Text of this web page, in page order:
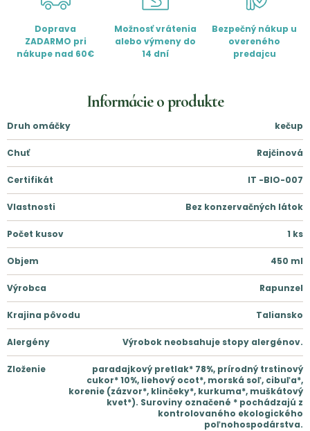
Doprava
ZADARMO pri
nákupe nad 60€
Možnosť vrátenia
alebo výmeny do
14 dní
Bezpečný nákup u
overeného
predajcu
Informácie o produkte
Druh omáčky kečup
Chuť Rajčinová
Certifikát IT -BIO-007
Vlastnosti Bez konzervačných látok
Počet kusov 1 ks
Objem 450 ml
Výrobca Rapunzel
Krajina pôvodu Taliansko
Alergény Výrobok neobsahuje stopy alergénov.
Zloženie
paradajkový pretlak* 78%, prírodný trstinový
cukor* 10%, liehový ocot*, morská soľ, cibuľa*,
korenie (zázvor*, klinčeky*, kurkuma*, muškátový
kvet*). Suroviny označené * pochádzajú z
kontrolovaného ekologického
poľnohospodárstva.